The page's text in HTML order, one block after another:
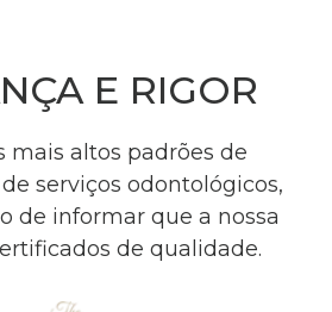
E RIGOR
mais altos padrões de
serviços odontológicos,
de informar que a nossa
de qualidade.